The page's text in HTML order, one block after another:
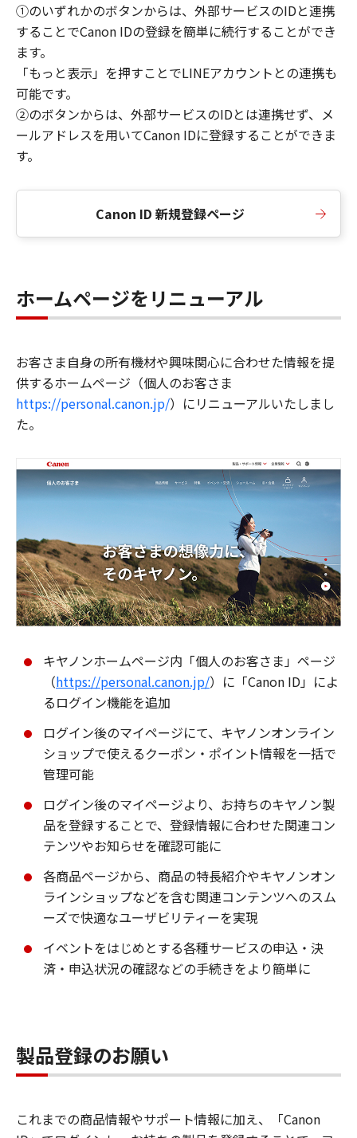
①のいずれかのボタンからは、外部サービスのIDと連携
することでCanon IDの登録を簡単に続行することができ
ます。
「もっと表示」を押すことでLINEアカウントとの連携も
可能です。
②のボタンからは、外部サービスのIDとは連携せず、メ
ールアドレスを用いてCanon IDに登録することができま
す。
Canon ID 新規登録ページ
ホームページをリニューアル
お客さま自身の所有機材や興味関心に合わせた情報を提
供するホームページ（個人のお客さま
https://personal.canon.jp/）にリニューアルいたしまし
た。
キヤノンホームページ内「個人のお客さま」ページ
（https://personal.canon.jp/）に「Canon ID」によ
るログイン機能を追加
ログイン後のマイページにて、キヤノンオンライン
ショップで使えるクーポン・ポイント情報を一括で
管理可能
ログイン後のマイページより、お持ちのキヤノン製
品を登録することで、登録情報に合わせた関連コン
テンツやお知らせを確認可能に
各商品ページから、商品の特長紹介やキヤノンオン
ラインショップなどを含む関連コンテンツへのスム
ーズで快適なユーザビリティーを実現
イベントをはじめとする各種サービスの申込・決
済・申込状況の確認などの手続きをより簡単に
製品登録のお願い
これまでの商品情報やサポート情報に加え、「Canon